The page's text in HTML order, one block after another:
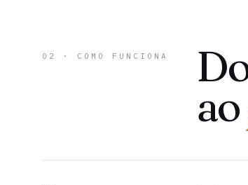
02 · COMO FUNCIONA
ao